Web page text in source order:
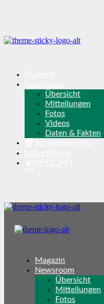
Übersicht
Mitteilungen
Fotos
Videos
Daten & Fakten
Magazin
Newsroom
Übersicht
Mitteilungen
Fotos